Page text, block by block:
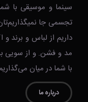
سینما و موسیقی با
تجسمی جا
داریم از لباس و برند
مد و فشن. و از سویی
با شما در میان
درباره ما